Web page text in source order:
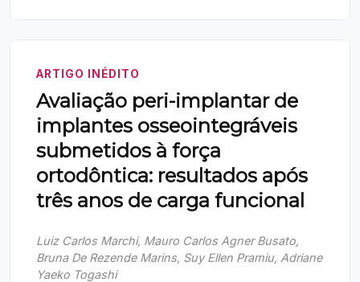
ARTIGO INÉDITO
Avaliação peri-implantar de
implantes osseointegráveis
submetidos à força
ortodôntica: resultados após
três anos de carga funcional
Luiz Carlos Marchi, Mauro Carlos Agner Busato,
Bruna De Rezende Marins, Suy Ellen Pramiu, Adriane
Yaeko Togashi